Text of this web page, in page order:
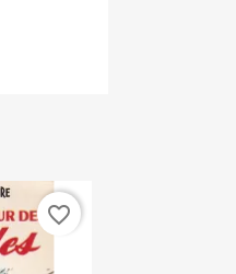
favorite_border